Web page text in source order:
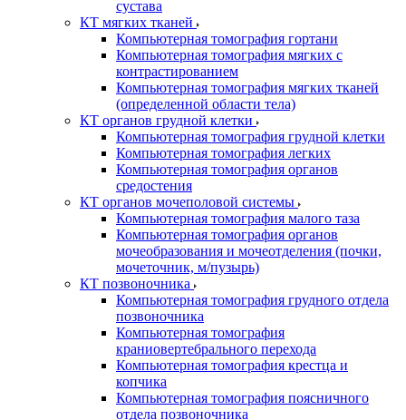
сустава
КТ мягких тканей
Компьютерная томография гортани
Компьютерная томография мягких с
контрастированием
Компьютерная томография мягких тканей
(определенной области тела)
КТ органов грудной клетки
Компьютерная томография грудной клетки
Компьютерная томография легких
Компьютерная томография органов
средостения
КТ органов мочеполовой системы
Компьютерная томография малого таза
Компьютерная томография органов
мочеобразования и мочеотделения (почки,
мочеточник, м/пузырь)
КТ позвоночника
Компьютерная томография грудного отдела
позвоночника
Компьютерная томография
краниовертебрального перехода
Компьютерная томография крестца и
копчика
Компьютерная томография поясничного
отдела позвоночника